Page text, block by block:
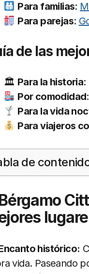
Para familias:
Para parejas:
de las
🏛 Para la historia:
Por comodidad
Para la vida
Para viajeros
de
histórico:
vida. Paseando